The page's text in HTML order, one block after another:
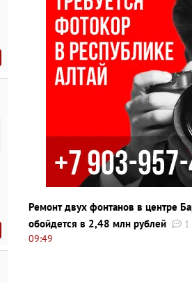
Ремонт двух фонтанов в центре
обойдется в 2,48 млн рублей
1
09:49